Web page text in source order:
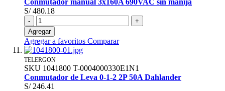
S/ 480.18
-
+
Agregar
Agregar a favoritos Comparar
TELERGON
SKU 1041800 T-0004000330E1N1
Conmutador de Leva 0-1-2 2P 50A Dahlander
S/ 246.41